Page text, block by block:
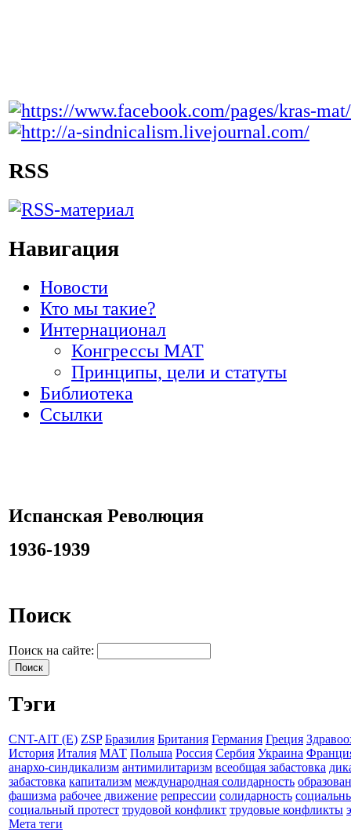
RSS
Навигация
Новости
Кто мы такие?
Интернационал
Конгрессы МАТ
Принципы, цели и статуты
Библиотека
Ссылки
Испанская Революция
1936-1939
Поиск
Поиск на сайте:
Тэги
CNT-AIT (E) ZSP Бразилия Британия Германия Греция
История Италия МАТ Польша Россия Сербия Украина
анархо-синдикализм антимилитаризм всеобщая забастовка
забастовка капитализм международная солидарность
фашизма рабочее движение репрессии солидарность
социальный протест трудовой конфликт трудовые конфликты
Мета теги